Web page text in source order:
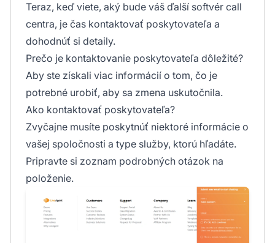
Teraz, keď viete, aký bude váš ďalší softvér call
centra, je čas kontaktovať poskytovateľa a
dohodnúť si detaily.
Prečo je kontaktovanie poskytovateľa dôležité?
Aby ste získali viac informácií o tom, čo je
potrebné urobiť, aby sa zmena uskutočnila.
Ako kontaktovať poskytovateľa?
Zvyčajne musíte poskytnúť niektoré informácie o
vašej spoločnosti a type služby, ktorú hľadáte.
Pripravte si zoznam podrobných otázok na
položenie.